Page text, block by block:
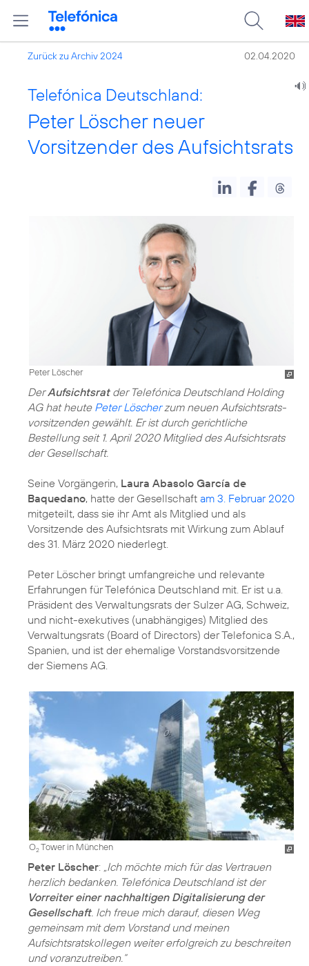
Zurück zu Archiv 2024 02.04.2020
Telefónica Deutschland:
Peter Löscher neuer
Vorsitzender des Aufsichtsrats
Peter Löscher
DerAufsichtsratder Telefónica Deutschland Holding
AG hat heute Peter Löscherzum neuen Aufsichts­rats­
vorsitzenden gewählt. Er ist durch gerichtliche
Bestellung seit 1. April 2020 Mitglied des Aufsichtsrats
der Gesellschaft.
Seine Vorgängerin, Laura Abasolo García de
Baquedano, hatte der Gesellschaft am 3. Februar 2020
mitgeteilt, dass sie ihr Amt als Mitglied und als
Vorsitzende des Aufsichtsrats mit Wirkung zum Ablauf
des 31. März 2020 niederlegt.
Peter Löscher bringt umfangreiche und relevante
Erfahrungen für Telefónica Deutschland mit. Er ist u.a.
Präsident des Verwaltungsrats der Sulzer AG, Schweiz,
und nicht-exekutives (unabhängiges) Mitglied des
Verwaltungsrats (Board of Directors) der Telefonica S.A.,
Spanien, und ist der ehemalige Vorstandsvorsitzende
der Siemens AG.
O2Tower in München
Peter Löscher: „Ich möchte mich für das Vertrauen
herzlich bedanken. Telefónica Deutschland ist der
Vorreiter einer nachhaltigen Digitalisierung der
Gesellschaft. Ich freue mich darauf, diesen Weg
gemeinsam mit dem Vorstand und meinen
Aufsichtsratskollegen weiter erfolgreich zu beschreiten
und voranzutreiben.“